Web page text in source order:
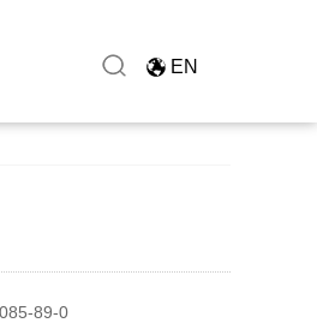
EN
89-0